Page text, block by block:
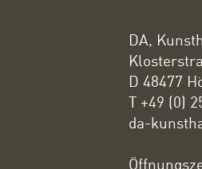
DA,
D 48477
T +49 (0)
da-